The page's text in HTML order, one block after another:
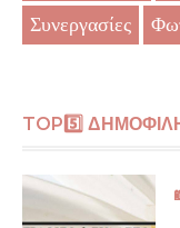
Συνεργασίες
TOP5️⃣